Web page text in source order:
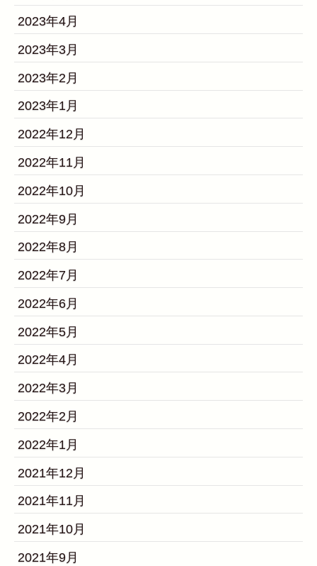
2023年4月
2023年3月
2023年2月
2023年1月
2022年12月
2022年11月
2022年10月
2022年9月
2022年8月
2022年7月
2022年6月
2022年5月
2022年4月
2022年3月
2022年2月
2022年1月
2021年12月
2021年11月
2021年10月
2021年9月